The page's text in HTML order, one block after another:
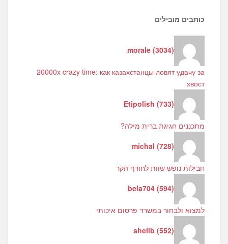
כותבים מובילים
morale (3034)
20000x crazy time: как казахстанцы ловят удачу за
хвост
Etipolish (733)
מתכננים חגיגת ברית מילה?
michal (728)
חבילות נופש שוות לחורף הקר
bela704 (594)
למצוא ולבחור במשרד פרסום איכותי
shelib (552)